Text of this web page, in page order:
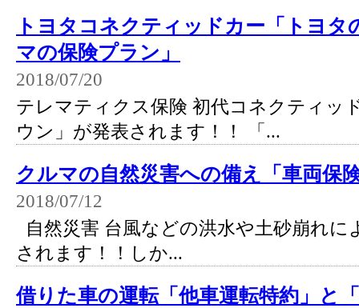
トヨタコネクティッドカー「トヨタ
マの保険プラン」
2018/07/20
テレマティクス保険 初代コネクティッ
ウン」が発表されます！！ 「...
クルマの自然災害への備え「車両保
2018/07/12
自然災害 台風などの洪水や土砂崩れに
されます！！しか...
借りた車の運転「他車運転特約」と